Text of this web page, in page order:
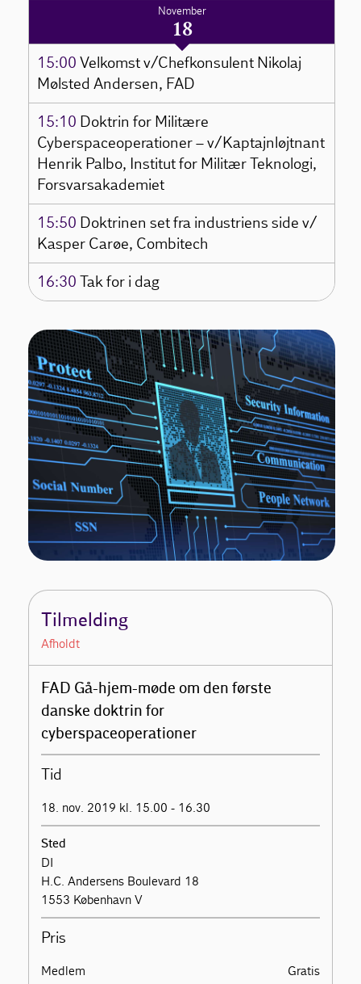
November
18
15:00 Velkomst v/Chefkonsulent Nikolaj
Mølsted Andersen, FAD
15:10 Doktrin for Militære
Cyberspaceoperationer – v/Kaptajnløjtnant
Henrik Palbo, Institut for Militær Teknologi,
Forsvarsakademiet
15:50 Doktrinen set fra industriens side v/
Kasper Carøe, Combitech
16:30 Tak for i dag
Tilmelding
Afholdt
FAD Gå-hjem-møde om den første
danske doktrin for
cyberspaceoperationer
Tid
18. nov. 2019 kl. 15.00 - 16.30
Sted
DI
H.C. Andersens Boulevard 18
1553 København V
Pris
Medlem
Gratis